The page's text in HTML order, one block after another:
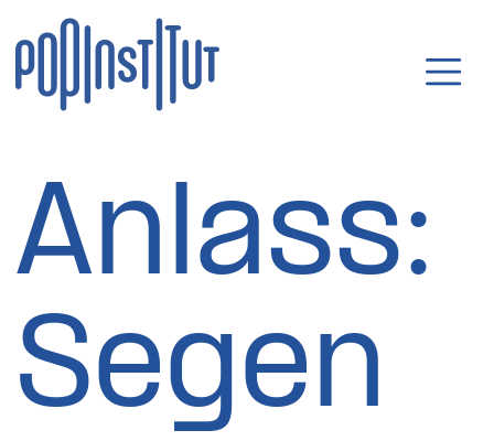
Direkt zum Inhalt wechseln
Anlass:
Segen